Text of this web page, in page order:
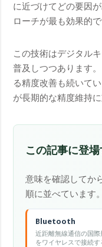
に近づけてどの要因
ローチが最も効果的で
この技術はデジタル
普及しつつあります
る精度改善も続いて
が長期的な精度維持に
この記事に登
意味を確認してか
順に並べています。
Bluetooth
近距離無線通信の国
をワイヤレスで接続す